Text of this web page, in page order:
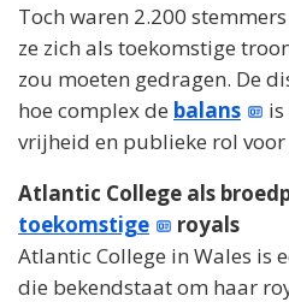
Toch waren 2.200
ze zich als toekomstige
zou moeten gedragen. De
hoe complex de balans
vrijheid en publieke rol
Atlantic College als
toekomstige
royals
Atlantic College in Wales is
die bekendstaat om haar